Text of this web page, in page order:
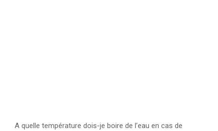
A quelle température dois-je boire de l’eau en cas de